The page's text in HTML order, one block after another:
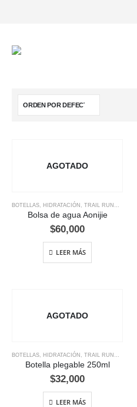
AGOTADO
BOTELLAS HIDRATACIÓN TRAIL RUNNING
Bolsa de agua Aonijie
$60,000
LEER MÁS
AGOTADO
BOTELLAS, HIDRATACIÓN , TRAIL RUNNING
Botella plegable 250ml
$32,000
LEER MÁS